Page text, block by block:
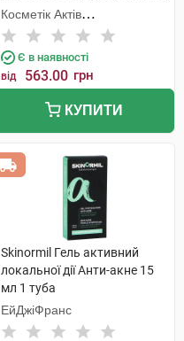
схильної до недоліків шкіри
200 мл 1 флакон
Косметік Актів
Інтернаціональ
Є в наявності
від 563.00 грн
КУПИТИ
Skinormil Гель активний
локальної дії Анти-акне 15
мл 1 туба
ЕйДжіФранс